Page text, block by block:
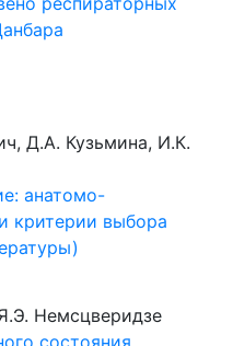
Д.А. Кузьмина, И.К.
анатомо-
критерии выбора
Немсцверидзе